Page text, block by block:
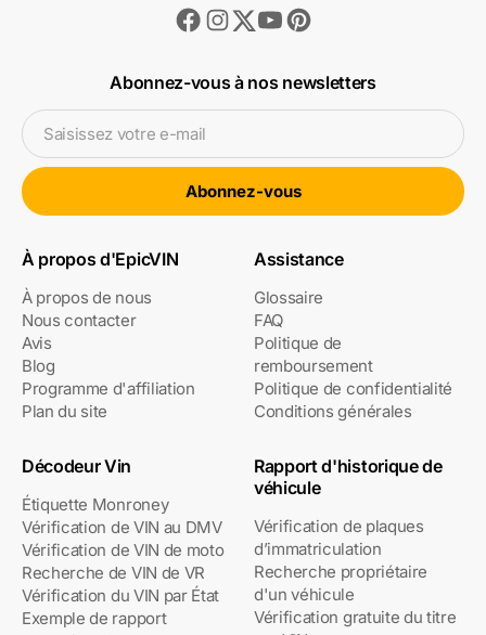
Facebook
Instagram
TwitterYoutubePinterest
Abonnez-vous à nos newsletters
Saisissez votre e-mail
Abonnez-vous
À propos d'EpicVIN
À propos de nous
Nous contacter
Avis
Blog
Programme d'affiliation
Plan du site
Assistance
Glossaire
FAQ
Politique de
remboursement
Politique de confidentialité
Conditions générales
Décodeur Vin
Étiquette Monroney
Vérification de VIN au DMV
Vérification de VIN de moto
Recherche de VIN de VR
Vérification du VIN par État
Exemple de rapport
Rapport d'historique de
véhicule
Vérification de plaques
d’immatriculation
Recherche propriétaire
d'un véhicule
Vérification gratuite du titre